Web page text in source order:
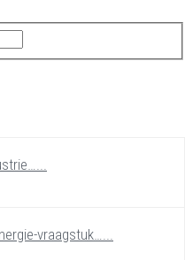
vraagstuk…...